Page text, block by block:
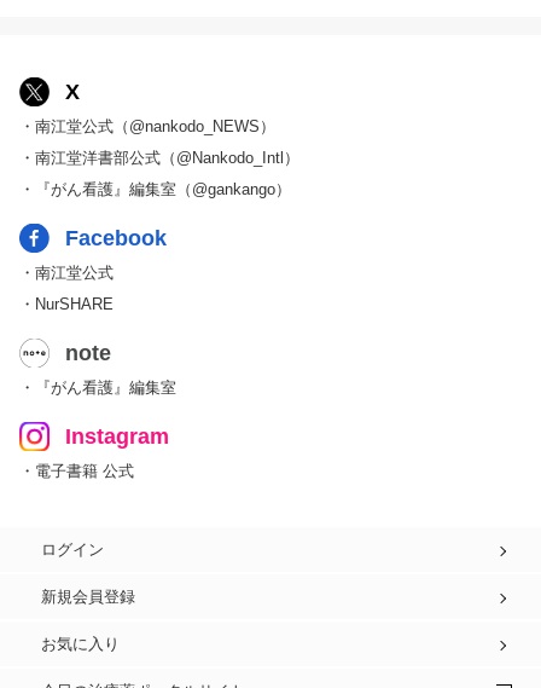
X
・南江堂公式（@nankodo_NEWS）
・南江堂洋書部公式（@Nankodo_Intl）
・『がん看護』編集室（@gankango）
Facebook
・南江堂公式
・NurSHARE
note
・『がん看護』編集室
Instagram
・電子書籍 公式
ログイン
新規会員登録
お気に入り